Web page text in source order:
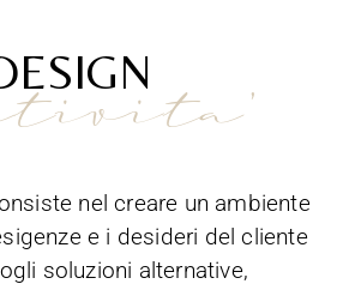
nel creare un ambiente
e i desideri del cliente
soluzioni alternative,